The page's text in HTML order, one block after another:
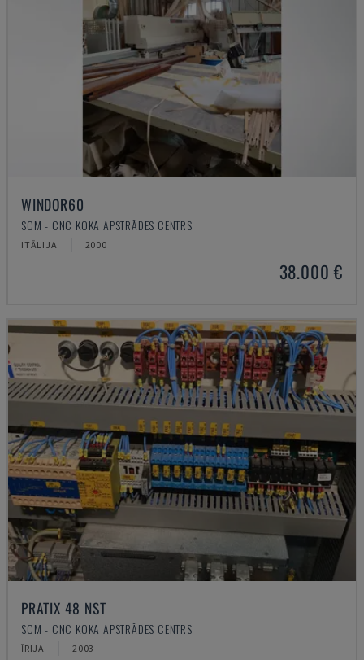
WINDOR60
SCM - CNC KOKA APSTRĀDES CENTRS
ITĀLIJA 2000
38.000 €
PRATIX 48 NST
SCM - CNC KOKA APSTRĀDES CENTRS
ĪRIJA 2003